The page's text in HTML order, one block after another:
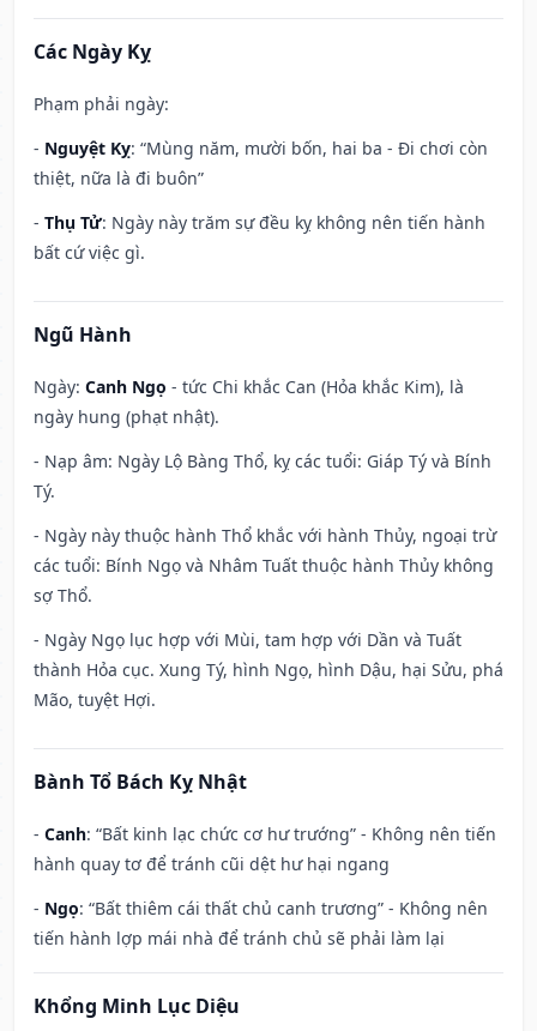
Các Ngày Kỵ
Phạm phải ngày:
- Nguyệt Kỵ: “Mùng năm, mười bốn, hai ba - Đi chơi còn
thiệt, nữa là đi buôn”
- Thụ Tử: Ngày này trăm sự đều kỵ không nên tiến hành
bất cứ việc gì.
Ngũ Hành
Ngày: Canh Ngọ - tức Chi khắc Can (Hỏa khắc Kim), là
ngày hung (phạt nhật).
- Nạp âm: Ngày Lộ Bàng Thổ, kỵ các tuổi: Giáp Tý và Bính
Tý.
- Ngày này thuộc hành Thổ khắc với hành Thủy, ngoại trừ
các tuổi: Bính Ngọ và Nhâm Tuất thuộc hành Thủy không
sợ Thổ.
- Ngày Ngọ lục hợp với Mùi, tam hợp với Dần và Tuất
thành Hỏa cục. Xung Tý, hình Ngọ, hình Dậu, hại Sửu, phá
Mão, tuyệt Hợi.
Bành Tổ Bách Kỵ Nhật
- Canh: “Bất kinh lạc chức cơ hư trướng” - Không nên tiến
hành quay tơ để tránh cũi dệt hư hại ngang
- Ngọ: “Bất thiêm cái thất chủ canh trương” - Không nên
tiến hành lợp mái nhà để tránh chủ sẽ phải làm lại
Khổng Minh Lục Diệu